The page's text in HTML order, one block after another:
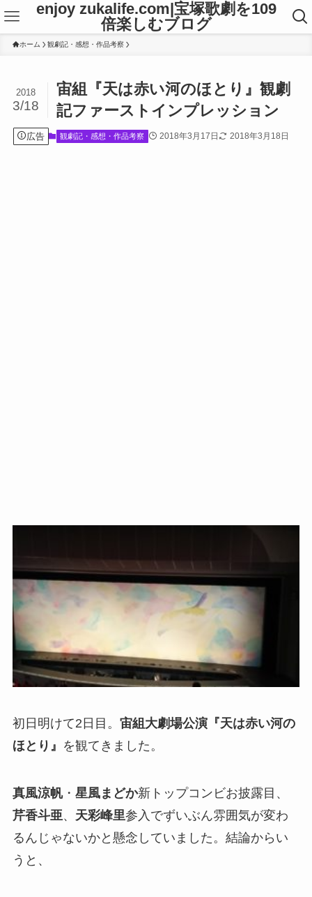
enjoy zukalife.com|宝塚歌劇を109
倍楽しむブログ
ホーム 観劇記・感想・作品考察
宙組『天は赤い河のほとり』観劇
記ファーストインプレッション
2018
3/18
広告 観劇記・感想・作品考察 2018年3月17日 2018年3月18日
初日明けて2日目。 宙組大劇場公演『天は赤い河の
ほとり』 を観てきました。
真風涼帆・ 星風まどか新トップコンビお披露目、
芹香斗亜、 天彩峰里参入でずいぶん雰囲気が変わ
るんじゃないかと懸念していました。結論からい
うと、